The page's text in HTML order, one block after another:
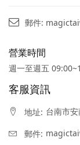
郵件:
營業時間
週一至週五
客服資訊
地址: 台南市
郵件: